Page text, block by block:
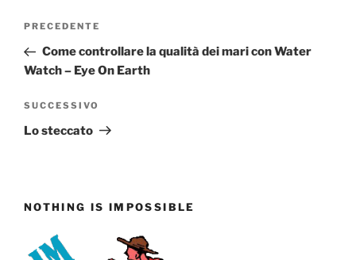
Navigazione
Articolo
precedente:
PRECEDENTE
Come controllare la qualità dei mari con Water
Watch – Eye On Earth
Articolo
successivo
SUCCESSIVO
Lo steccato
NOTHING IS IMPOSSIBLE